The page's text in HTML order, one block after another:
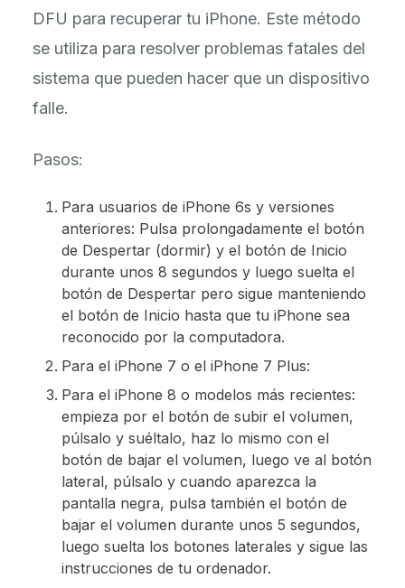
DFU para recuperar tu iPhone. Este método
se utiliza para resolver problemas fatales del
sistema que pueden hacer que un dispositivo
falle.
Pasos:
Para usuarios de iPhone 6s y versiones
anteriores: Pulsa prolongadamente el botón
de Despertar (dormir) y el botón de Inicio
durante unos 8 segundos y luego suelta el
botón de Despertar pero sigue manteniendo
el botón de Inicio hasta que tu iPhone sea
reconocido por la computadora.
Para el iPhone 7 o el iPhone 7 Plus:
Para el iPhone 8 o modelos más recientes:
empieza por el botón de subir el volumen,
púlsalo y suéltalo, haz lo mismo con el
botón de bajar el volumen, luego ve al botón
lateral, púlsalo y cuando aparezca la
pantalla negra, pulsa también el botón de
bajar el volumen durante unos 5 segundos,
luego suelta los botones laterales y sigue las
instrucciones de tu ordenador.